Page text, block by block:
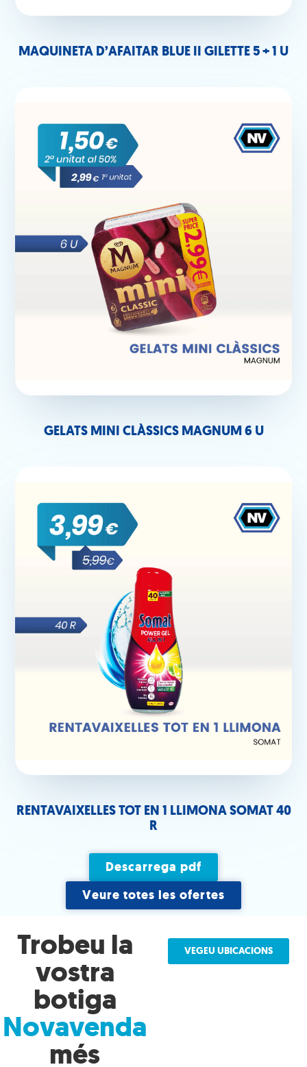
MAQUINETA D’AFAITAR BLUE II GILETTE 5 + 1 U
GELATS MINI CLÀSSICS MAGNUM 6 U
RENTAVAIXELLES TOT EN 1 LLIMONA SOMAT 40
R
Descarrega pdf
Veure totes les ofertes
Trobeu la
vostra
botiga
Novavenda
més
VEGEU UBICACIONS